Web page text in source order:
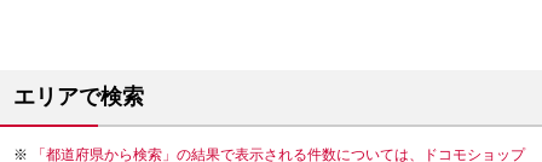
エリアで検索
「都道府県から検索」の結果で表示される件数については、ドコモショップ